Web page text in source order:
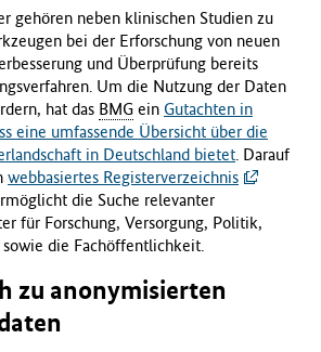
gehören neben klinischen Studien zu
bei der Erforschung von neuen
und Überprüfung bereits
Um die Nutzung der Daten
hat das BMG ein Gutachten in
eine umfassende Übersicht über die
in Deutschland bietet . Darauf
webbasiertes Registerverzeichnis
die Suche relevanter
für Forschung, Versorgung, Politik,
die Fachöffentlichkeit.
zu anonymisierten